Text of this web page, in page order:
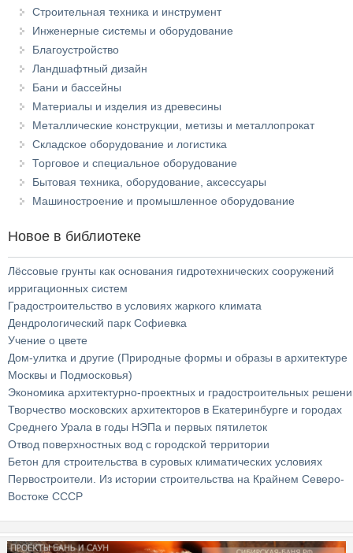
Строительная техника и инструмент
Инженерные системы и оборудование
Благоустройство
Ландшафтный дизайн
Бани и бассейны
Материалы и изделия из древесины
Металлические конструкции, метизы и металлопрокат
Складское оборудование и логистика
Торговое и специальное оборудование
Бытовая техника, оборудование, аксессуары
Машиностроение и промышленное оборудование
Новое в библиотеке
Лёссовые грунты как основания гидротехнических сооружений
ирригационных систем
Градостроительство в условиях жаркого климата
Дендрологический парк Софиевка
Учение о цвете
Дом-улитка и другие (Природные формы и образы в архитектуре
Москвы и Подмосковья)
Экономика архитектурно-проектных и градостроительных
Творчество московских архитекторов в Екатеринбурге и городах
Среднего Урала в годы НЭПа и первых пятилеток
Отвод поверхностных вод с городской территории
Бетон для строительства в суровых климатических условиях
Первостроители. Из истории строительства на Крайнем Северо-
Востоке СССР